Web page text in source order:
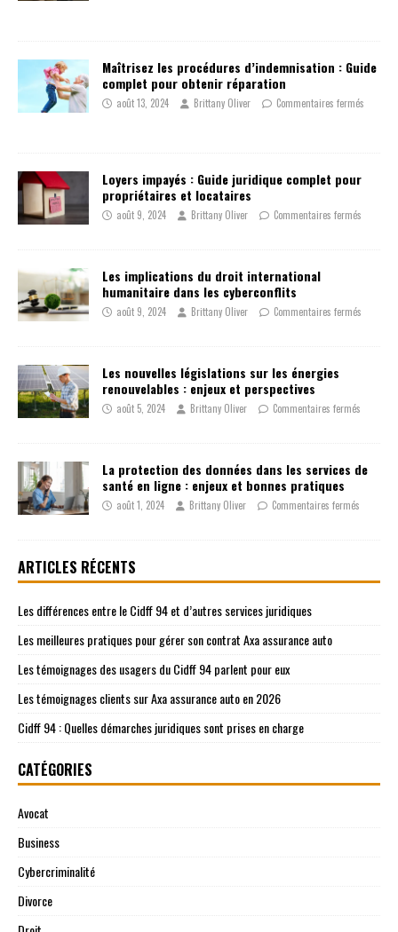
Maîtrisez les procédures d’indemnisation : Guide
complet pour obtenir réparation
août 13, 2024 Brittany Oliver Commentaires fermés
Loyers impayés : Guide juridique complet pour
propriétaires et locataires
août 9, 2024 Brittany Oliver Commentaires fermés
Les implications du droit international
humanitaire dans les cyberconflits
août 9, 2024 Brittany Oliver Commentaires fermés
Les nouvelles législations sur les énergies
renouvelables : enjeux et perspectives
août 5, 2024 Brittany Oliver Commentaires fermés
La protection des données dans les services de
santé en ligne : enjeux et bonnes pratiques
août 1, 2024 Brittany Oliver Commentaires fermés
ARTICLES RÉCENTS
Les différences entre le Cidff 94 et d’autres services juridiques
Les meilleures pratiques pour gérer son contrat Axa assurance auto
Les témoignages des usagers du Cidff 94 parlent pour eux
Les témoignages clients sur Axa assurance auto en 2026
Cidff 94 : Quelles démarches juridiques sont prises en charge
CATÉGORIES
Avocat
Business
Cybercriminalité
Divorce